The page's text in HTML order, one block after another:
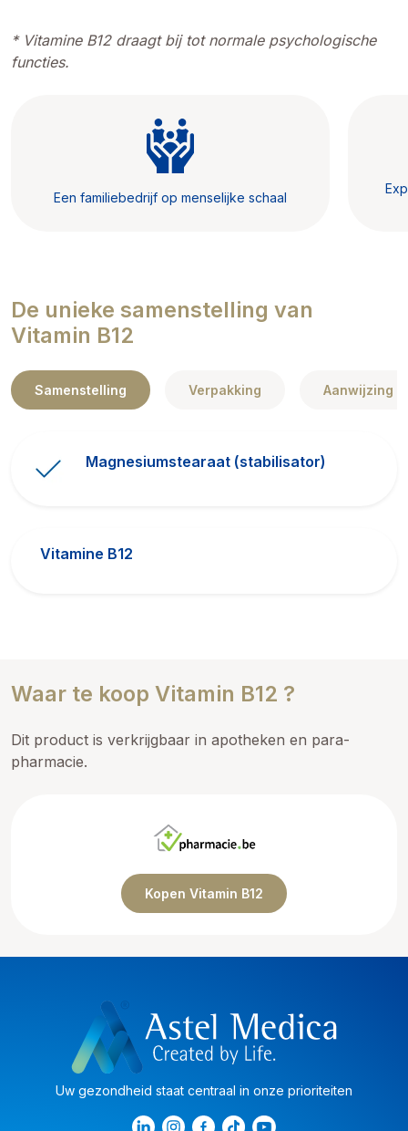
* Vitamine B12 draagt bij tot normale psychologische
functies.
Een familiebedrijf op menselijke schaal
De unieke samenstelling van
Vitamin B12
Samenstelling Verpakking Aanwijzing
Magnesiumstearaat (stabilisator)
Vitamine B12
Waar te koop Vitamin B12 ?
Dit product is verkrijgbaar in apotheken en para-
pharmacie.
Kopen Vitamin B12
Uw gezondheid staat centraal in onze prioriteiten